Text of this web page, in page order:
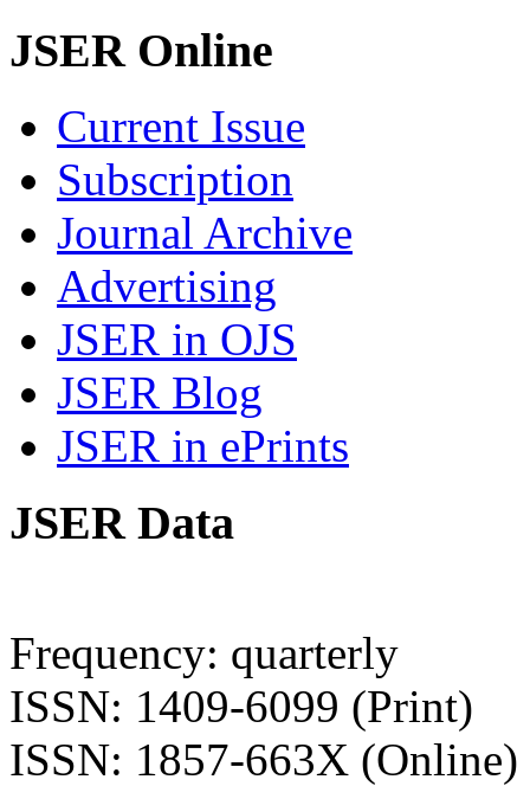
JSER Online
Current Issue
Subscription
Journal Archive
Advertising
JSER in OJS
JSER Blog
JSER in ePrints
JSER Data
Frequency: quarterly
ISSN: 1409-6099 (Print)
ISSN: 1857-663X (Online)